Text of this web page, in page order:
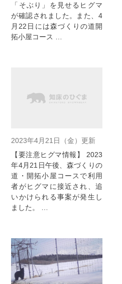
「そぶり」を見せるヒグマ
が確認されました。また、4
月22日には森づくりの道開
拓小屋コース …
2023年4月21日（金）更新
【要注意ヒグマ情報】 2023
年4月21日午後、森づくりの
道・開拓小屋コースで利用
者がヒグマに接近され、追
いかけられる事案が発生し
ました。 …